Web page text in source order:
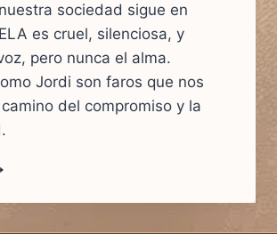
sociedad sigue en
es cruel, silenciosa, y
pero nunca el alma.
Jordi son faros que nos
del compromiso y la